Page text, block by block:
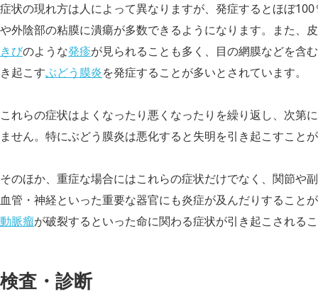
症状の現れ方は人によって異なりますが、発症するとほぼ
や外陰部の粘膜に潰瘍が多数できるようになります。また、
きびのような発疹が見られることも多く、目の網膜などを含
き起こすぶどう膜炎を発症することが多いとされています。
これらの症状はよくなったり悪くなったりを繰り返し、次第
ません。特にぶどう膜炎は悪化すると失明を引き起こすこと
そのほか、重症な場合にはこれらの症状だけでなく、関節や
血管・神経といった重要な器官にも炎症が及んだりすること
動脈瘤が破裂するといった命に関わる症状が引き起こされる
検査・診断